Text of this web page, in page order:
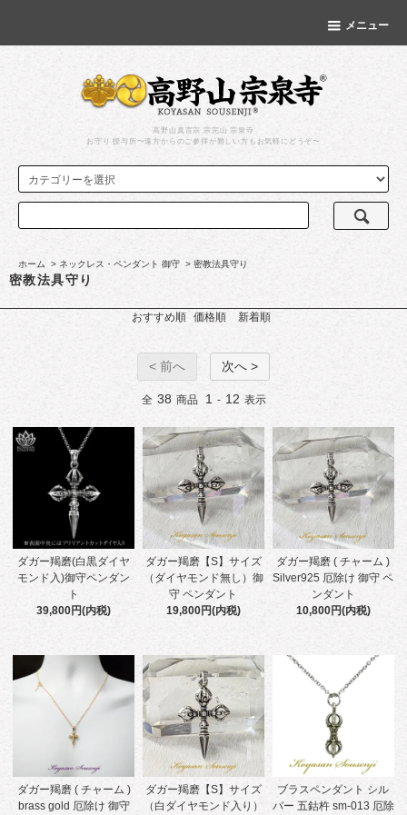
メニュー
高野山真言宗 宗完山 宗泉寺
お守り 授与所〜遠方からのご参拝が難しい方もお気軽にどうぞ〜
ホーム > ネックレス・ペンダント 御守 > 密教法具守り
密教法具守り
おすすめ順 価格順 新着順
< 前へ 次へ >
全 38 商品 1 - 12 表示
ダガー羯磨(白黒ダイヤ
モンド入)御守ペンダン
ト
39,800円(内税)
ダガー羯磨【S】サイズ
（ダイヤモンド無し）御
守 ペンダント
19,800円(内税)
ダガー羯磨 ( チャーム )
Silver925 厄除け 御守 ペ
ンダント
10,800円(内税)
ダガー羯磨 ( チャーム )
brass gold 厄除け 御守
ダガー羯磨【S】サイズ
（白ダイヤモンド入り）
ブラスペンダント シル
バー 五鈷杵 sm-013 厄除